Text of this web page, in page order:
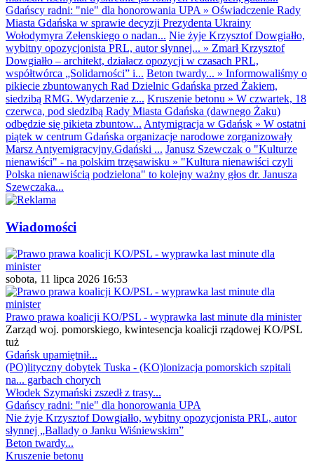
Gdańscy radni: "nie" dla honorowania UPA » Oświadczenie Rady
Miasta Gdańska w sprawie decyzji Prezydenta Ukrainy
Wołodymyra Zełenskiego o nadan... Nie żyje Krzysztof Dowgiałło,
wybitny opozycjonista PRL, autor słynnej... » Zmarł Krzysztof
Dowgiałło – architekt, działacz opozycji w czasach PRL,
współtwórca „Solidarności” i... Beton twardy... » Informowaliśmy o
pikiecie zbuntowanych Rad Dzielnic Gdańska przed Żakiem,
siedzibą RMG. Wydarzenie z... Kruszenie betonu » W czwartek, 18
czerwca, pod siedzibą Rady Miasta Gdańska (dawnego Żaku)
odbędzie się pikieta zbuntow... Antymigracja w Gdańsk » W ostatni
piątek w centrum Gdańska organizacje narodowe zorganizowały
Marsz Antyemigracyjny.Gdański ... Janusz Szewczak o "Kulturze
nienawiści" - na polskim trzęsawisku » "Kultura nienawiści czyli
Polska nienawiścią podzielona" to kolejny ważny głos dr. Janusza
Szewczaka...
Wiadomości
sobota, 11 lipca 2026 16:53
Prawo prawa koalicji KO/PSL - wyprawka last minute dla minister
Zarząd woj. pomorskiego, kwintesencja koalicji rządowej KO/PSL
tuż
Gdańsk upamiętnił...
(PO)lityczny dobytek Tuska - (KO)lonizacja pomorskich szpitali
na... garbach chorych
Włodek Szymański zszedł z trasy...
Gdańscy radni: "nie" dla honorowania UPA
Nie żyje Krzysztof Dowgiałło, wybitny opozycjonista PRL, autor
słynnej „Ballady o Janku Wiśniewskim”
Beton twardy...
Kruszenie betonu